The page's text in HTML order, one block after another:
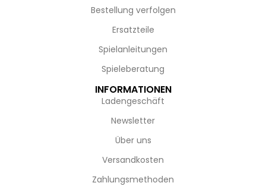
Bestellung verfolgen
Ersatzteile
Spielanleitungen
Spieleberatung
INFORMATIONEN
Ladengeschäft
Newsletter
Über uns
Versandkosten
Zahlungsmethoden